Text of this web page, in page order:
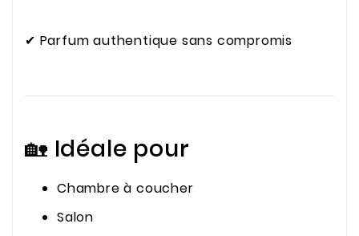
✔ Parfum authentique sans compromis
🏡 Idéale pour
Chambre à coucher
Salon